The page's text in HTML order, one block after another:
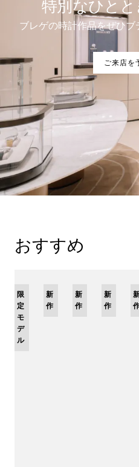
特別なひと
ブレゲの時計作品をぜひブ
ご来店を
おすすめ
限
定
モ
デ
ル
新
作
新
作
新
作